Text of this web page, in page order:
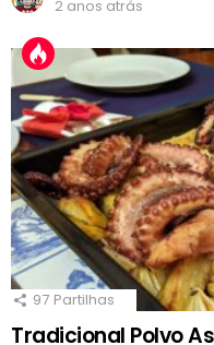
2 anos atrás
97 Partilhas
Tradicional Polvo